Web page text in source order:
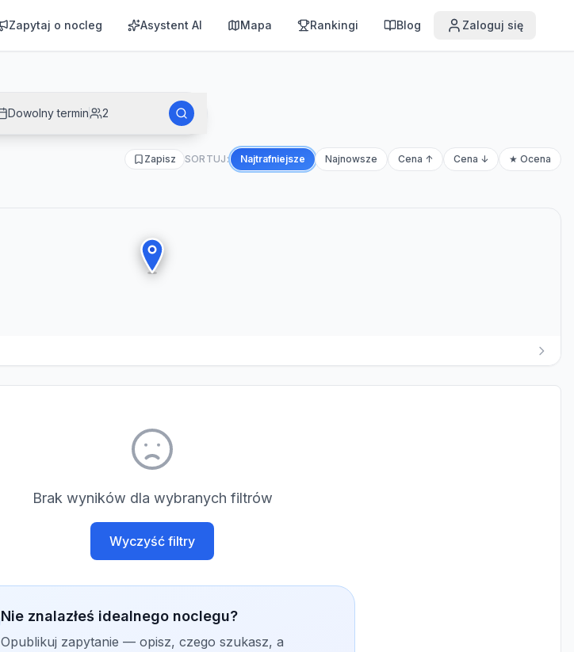
Zapytaj o nocleg Asystent AI Mapa Rankingi Blog Zaloguj się
Dowolny termin 2
Zapisz SORTUJ: Najtrafniejsze Najnowsze Cena ↑ Cena ↓ ★ Ocena
Brak wyników dla wybranych filtrów
Wyczyść filtry
Nie znalazłeś idealnego noclegu?
Opublikuj zapytanie — opisz, czego szukasz, a